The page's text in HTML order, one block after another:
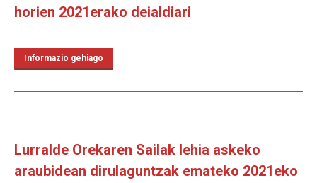
horien 2021erako deialdiari
Informazio gehiago
Lurralde Orekaren Sailak lehia askeko
araubidean dirulaguntzak emateko 2021eko